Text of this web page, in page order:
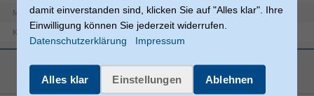
Material Silikon
Kompatibilität
Kompatibler Gerätetyp Smartwatch
mehr anzeigen
damit einverstanden sind, klicken Sie auf "Alles klar". Ihre
Einwilligung können Sie jederzeit widerrufen.
Datenschutzerklärung
Impressum
Alles klar Einstellungen Ablehnen